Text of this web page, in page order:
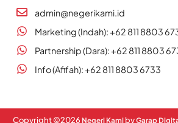
admin@negerikami.id
Marketing (Indah): +62 811 8803
Partnership (Dara): +62 811 8803
Info (Afifah): +62 811 8803 6733
Copyright ©2026 Negeri Kami byGarap